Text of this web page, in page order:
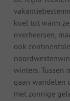
koel tot warm
overheersen,
ook
winters. Tussen
gaan wandelen
met zonnige